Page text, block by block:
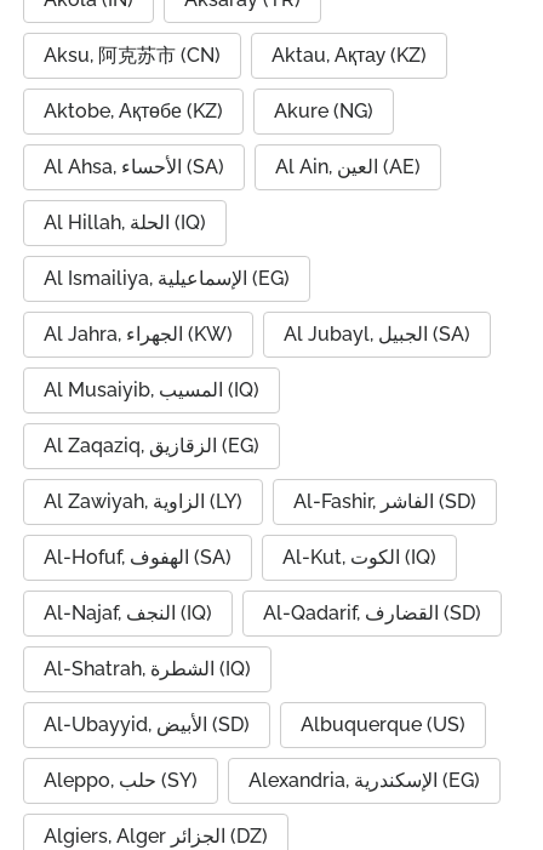
Aksu, 阿克苏市 (CN) Aktau, Ақтау (KZ)
Aktobe, Ақтөбе (KZ) Akure (NG)
Al Ahsa, الأحساء (SA) Al Ain, العين (AE)
Al Hillah, الحلة (IQ)
Al Ismailiya, الإسماعيلية (EG)
Al Jahra, الجهراء (KW) Al Jubayl, الجبيل (SA)
Al Musaiyib, المسيب (IQ)
Al Zaqaziq, الزقازيق (EG)
Al Zawiyah, الزاوية (LY) Al-Fashir, الفاشر (SD)
Al-Hofuf, الهفوف (SA) Al-Kut, الكوت (IQ)
Al-Najaf, النجف (IQ) Al-Qadarif, القضارف (SD)
Al-Shatrah, الشطرة (IQ)
Al-Ubayyid, الأبيض (SD) Albuquerque (US)
Aleppo, حلب (SY) Alexandria, الإسكندرية (EG)
Algiers, Alger الجزائر (DZ)